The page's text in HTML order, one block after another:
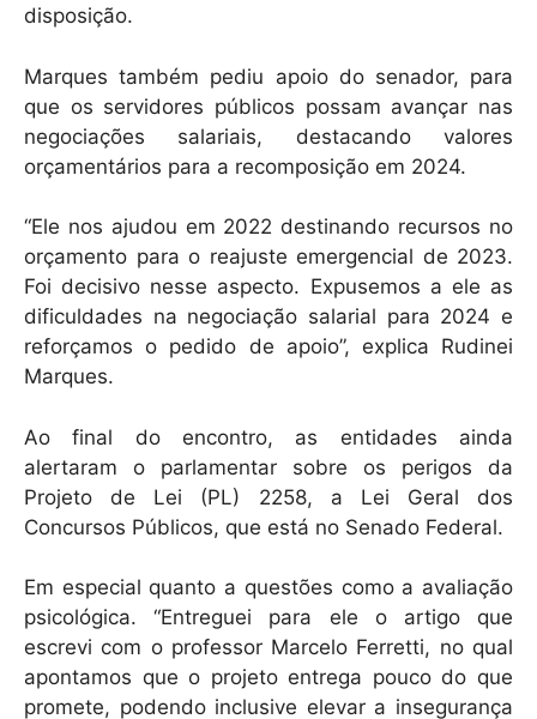
disposição.
Marques também pediu apoio do senador, para
que os servidores públicos possam avançar nas
negociações salariais, destacando valores
orçamentários para a recomposição em 2024.
“Ele nos ajudou em 2022 destinando recursos no
orçamento para o reajuste emergencial de 2023.
Foi decisivo nesse aspecto. Expusemos a ele as
dificuldades na negociação salarial para 2024 e
reforçamos o pedido de apoio”, explica Rudinei
Marques.
Ao final do encontro, as entidades ainda
alertaram o parlamentar sobre os perigos da
Projeto de Lei (PL) 2258, a Lei Geral dos
Concursos Públicos, que está no Senado Federal.
Em especial quanto a questões como a avaliação
psicológica. “Entreguei para ele o artigo que
escrevi com o professor Marcelo Ferretti, no qual
apontamos que o projeto entrega pouco do que
promete, podendo inclusive elevar a insegurança